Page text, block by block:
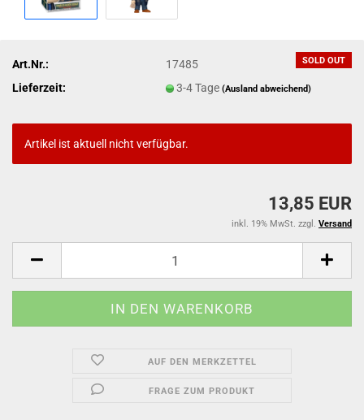
SOLD OUT
Art.Nr.:
17485
Lieferzeit:
3-4 Tage(Ausland abweichend)
Artikel ist aktuell nicht verfügbar.
13,85 EUR
inkl. 19% MwSt. zzgl. Versand
AUF DEN MERKZETTEL
FRAGE ZUM PRODUKT